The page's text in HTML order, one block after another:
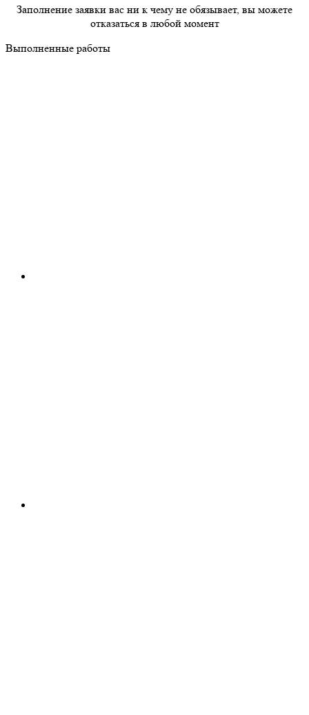
Заполнение заявки вас ни к чему не обязывает, вы можете
отказаться в любой момент
Выполненные работы